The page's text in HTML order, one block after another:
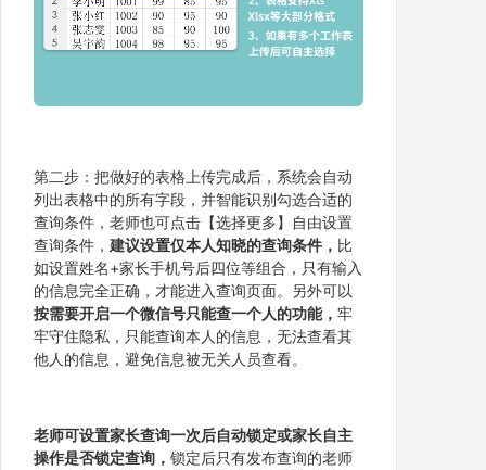
第二步：把做好的表格上传完成后，系统会自动
列出表格中的所有字段，并智能识别勾选合适的
查询条件，老师也可点击【选择更多】自由设置
查询条件， 建议设置仅本人知晓的查询条件， 比
如设置姓名+家长手机号后四位等组合，只有输入
的信息完全正确，才能进入查询页面。另外可以
按需要开启一个微信号只能查一个人的功能， 牢
牢守住隐私，只能查询本人的信息，无法查看其
他人的信息，避免信息被无关人员查看。
老师可设置家长查询一次后自动锁定或家长自主
操作是否锁定查询， 锁定后只有发布查询的老师